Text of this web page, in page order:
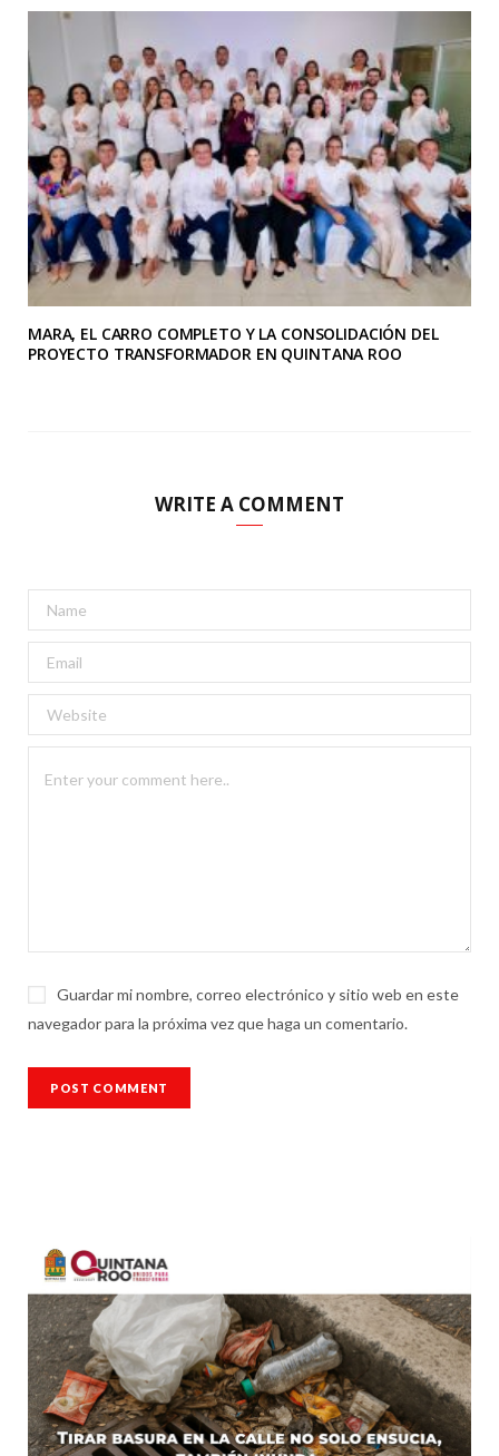
MARA, EL CARRO COMPLETO Y LA CONSOLIDACIÓN DEL
PROYECTO TRANSFORMADOR EN QUINTANA ROO
WRITE A COMMENT
Guardar mi nombre, correo electrónico y sitio web en este
navegador para la próxima vez que haga un comentario.